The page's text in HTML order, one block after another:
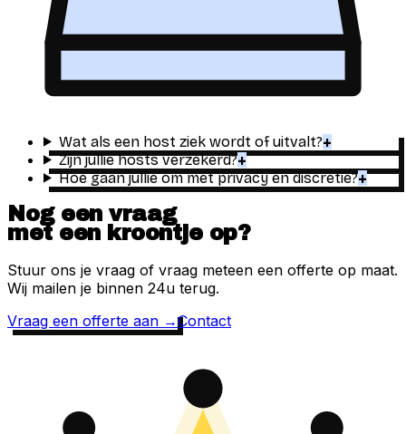
Wat als een host ziek wordt of uitvalt?+
Zijn jullie hosts verzekerd?+
Hoe gaan jullie om met privacy en discretie?+
Nog een vraag
met een kroontje op?
Stuur ons je vraag of vraag meteen een offerte op maat.
Wij mailen je binnen 24u terug.
Vraag een offerte aan →Contact